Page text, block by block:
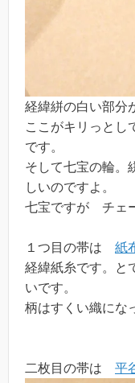
経緯絣の白い部分
ここがキリっとし
です。
そして七宝の輪。
しいのですよ。
七宝ですが チェ
１つ目の帯は 紙
経緯紙糸です。と
いです。
柄はすくい織にな
二枚目の帯は 平